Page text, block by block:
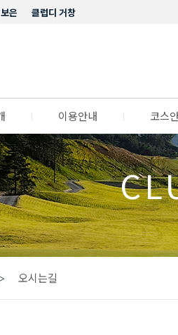
클럽디 거창
은
이용안내 코스
오시는길